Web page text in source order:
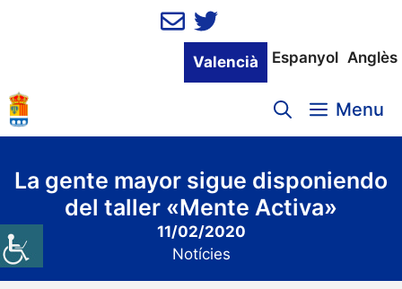
Valencià Espanyol Anglès
Menu
La gente mayor sigue disponiendo
del taller «Mente Activa»
11/02/2020
Notícies